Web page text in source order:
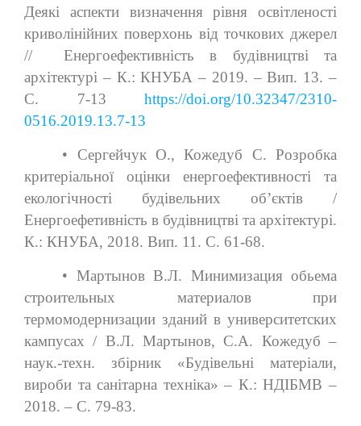
Деякі аспекти визначення рівня освітленості
криволінійних поверхонь від точкових джерел
// Енергоефективність в будівництві та
архітектурі – К.: КНУБА – 2019. – Вип. 13. –
С. 7-13 https://doi.org/10.32347/2310-
0516.2019.13.7-13
• Сергейчук О., Кожедуб С. Розробка
критеріальної оцінки енергоефективності та
екологічності будівельних об’єктів /
Енергоефетивність в будівництві та архітектурі.
К.: КНУБА, 2018. Вип. 11. С. 61-68.
• Мартынов В.Л. Минимизация обьема
строительных материалов при
термомодернизации зданий в университетских
кампусах / В.Л. Мартынов, С.А. Кожедуб –
наук.-техн. збірник «Будівельні матеріали,
вироби та санітарна техніка» – К.: НДІБМВ –
2018. – С. 79-83.